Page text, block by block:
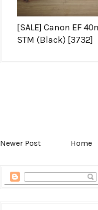
[SALE] Canon EF
STM (Black) [3732]
Newer Post Home